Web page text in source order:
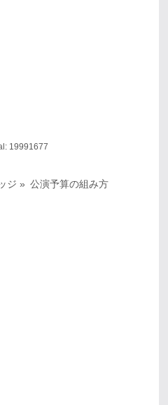
19991677
ジ » 公演予算の組み方